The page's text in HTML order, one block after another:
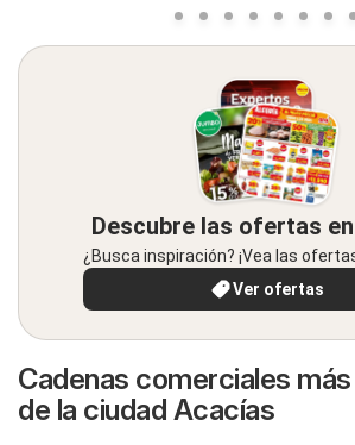
Descubre las ofertas
¿Busca inspiración? ¡Vea las
Ver ofertas
Cadenas comerciales
de la ciudad Acacías